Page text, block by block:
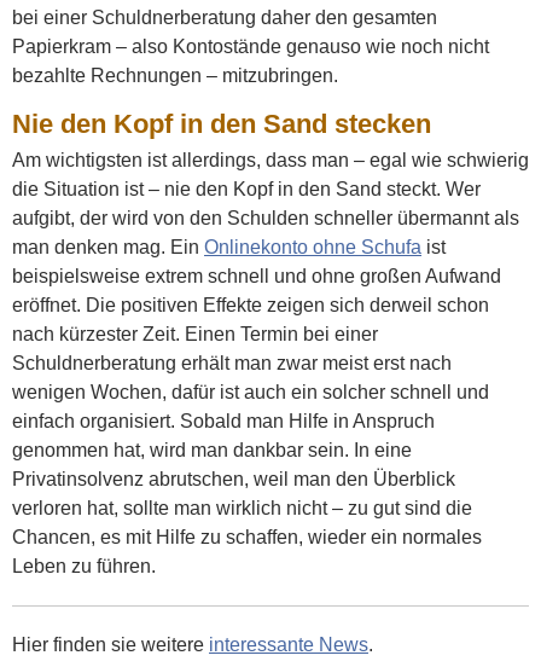
bei einer Schuldnerberatung daher den gesamten
Papierkram – also Kontostände genauso wie noch nicht
bezahlte Rechnungen – mitzubringen.
Nie den Kopf in den Sand stecken
Am wichtigsten ist allerdings, dass man – egal wie schwierig
die Situation ist – nie den Kopf in den Sand steckt. Wer
aufgibt, der wird von den Schulden schneller übermannt als
man denken mag. Ein Onlinekonto ohne Schufa ist
beispielsweise extrem schnell und ohne großen Aufwand
eröffnet. Die positiven Effekte zeigen sich derweil schon
nach kürzester Zeit. Einen Termin bei einer
Schuldnerberatung erhält man zwar meist erst nach
wenigen Wochen, dafür ist auch ein solcher schnell und
einfach organisiert. Sobald man Hilfe in Anspruch
genommen hat, wird man dankbar sein. In eine
Privatinsolvenz abrutschen, weil man den Überblick
verloren hat, sollte man wirklich nicht – zu gut sind die
Chancen, es mit Hilfe zu schaffen, wieder ein normales
Leben zu führen.
Hier finden sie weitere interessante News.